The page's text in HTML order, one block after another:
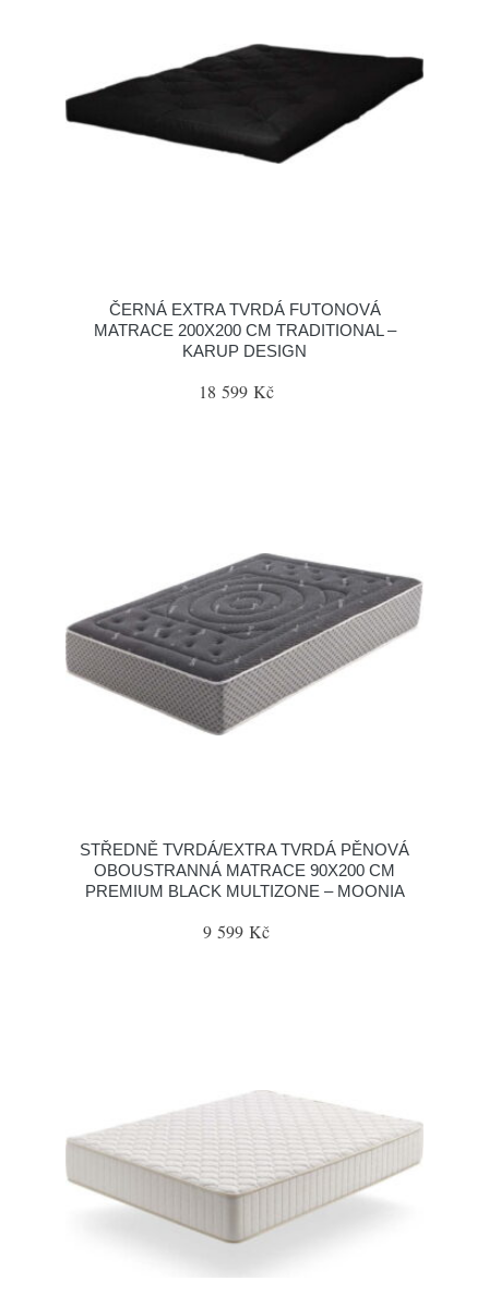
ČERNÁ EXTRA TVRDÁ FUTONOVÁ
MATRACE 200X200 CM TRADITIONAL –
KARUP DESIGN
18 599 Kč
STŘEDNĚ TVRDÁ/EXTRA TVRDÁ PĚNOVÁ
OBOUSTRANNÁ MATRACE 90X200 CM
PREMIUM BLACK MULTIZONE – MOONIA
9 599 Kč